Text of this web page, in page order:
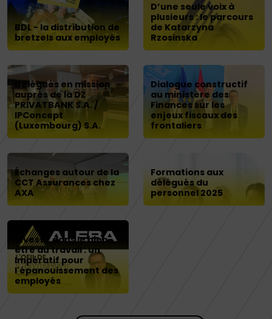
BDL - la distribution de
bretzels aux employés
D’une seule voix à
plusieurs : le parcours
de Katarzyna
Rzosinska
Délégués en mission
auprès de la DZ
PRIVATBANK S.A. /
IPConcept
(Luxembourg) S.A.
Dialogue constructif
au ministère des
Finances sur les
enjeux fiscaux des
frontaliers
Échanges autour de la
CCT Assurances chez
AXA
Formations aux
délégués du
personnel 2025
Investir dans le bien-
être au travail : un
Impératif pour
l'épanouissement des
employés